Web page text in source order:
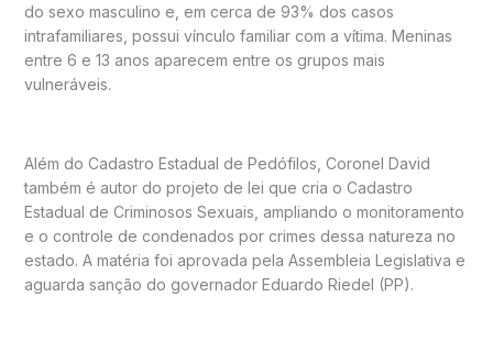
do sexo masculino e, em cerca de 93% dos casos
intrafamiliares, possui vínculo familiar com a vítima. Meninas
entre 6 e 13 anos aparecem entre os grupos mais
vulneráveis.
Além do Cadastro Estadual de Pedófilos, Coronel David
também é autor do projeto de lei que cria o Cadastro
Estadual de Criminosos Sexuais, ampliando o monitoramento
e o controle de condenados por crimes dessa natureza no
estado. A matéria foi aprovada pela Assembleia Legislativa e
aguarda sanção do governador Eduardo Riedel (PP).